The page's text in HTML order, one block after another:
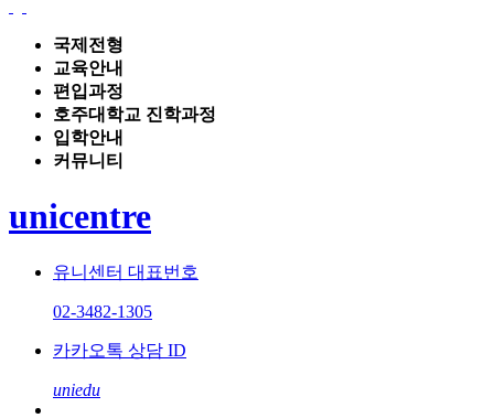
국제전형
교육안내
편입과정
호주대학교 진학과정
입학안내
커뮤니티
unicentre
유니센터 대표번호
02-3482-1305
카카오톡 상담 ID
uniedu